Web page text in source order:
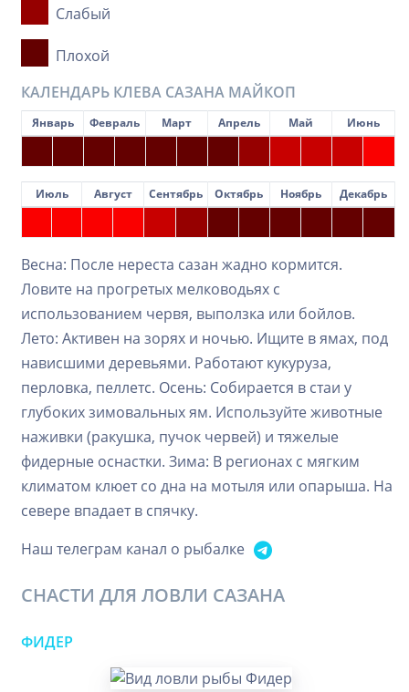
Слабый
Плохой
КАЛЕНДАРЬ КЛЕВА САЗАНА МАЙКОП
Январь Февраль Март Апрель Май Июнь
Июль Август Сентябрь Октябрь Ноябрь Декабрь
Весна: После нереста сазан жадно кормится.
Ловите на прогретых мелководьях с
использованием червя, выползка или бойлов.
Лето: Активен на зорях и ночью. Ищите в ямах, под
нависшими деревьями. Работают кукуруза,
перловка, пеллетс. Осень: Собирается в стаи у
глубоких зимовальных ям. Используйте животные
наживки (ракушка, пучок червей) и тяжелые
фидерные оснастки. Зима: В регионах с мягким
климатом клюет со дна на мотыля или опарыша. На
севере впадает в спячку.
Наш телеграм канал о рыбалке
СНАСТИ ДЛЯ ЛОВЛИ САЗАНА
ФИДЕР